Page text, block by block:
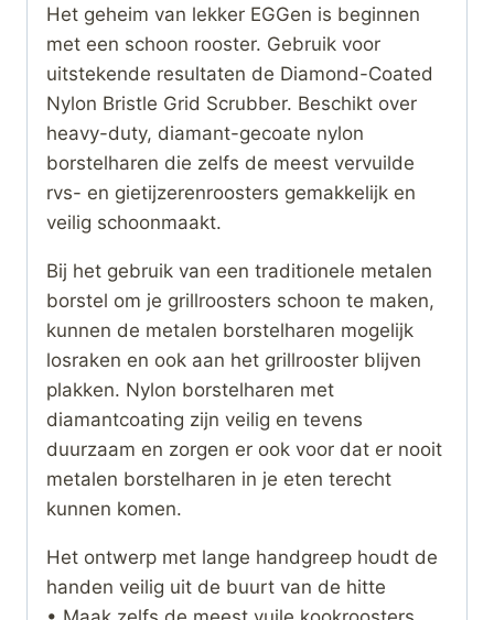
Het geheim van lekker EGGen is beginnen
met een schoon rooster. Gebruik voor
uitstekende resultaten de Diamond-Coated
Nylon Bristle Grid Scrubber. Beschikt over
heavy-duty, diamant-gecoate nylon
borstelharen die zelfs de meest vervuilde
rvs- en gietijzerenroosters gemakkelijk en
veilig schoonmaakt.
Bij het gebruik van een traditionele metalen
borstel om je grillroosters schoon te maken,
kunnen de metalen borstelharen mogelijk
losraken en ook aan het grillrooster blijven
plakken. Nylon borstelharen met
diamantcoating zijn veilig en tevens
duurzaam en zorgen er ook voor dat er nooit
metalen borstelharen in je eten terecht
kunnen komen.
Het ontwerp met lange handgreep houdt de
handen veilig uit de buurt van de hitte